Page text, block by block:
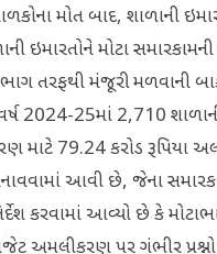
મોત બાદ, શાળાની
ઇમારતોને મોટા
તરફથી મંજૂરી મળવાની
2024-25માં 2,710
માટે 79.24 કરોડ રૂપિયા
આવી છે, જેના
કરવામાં આવ્યો છે કે
અમલીકરણ પર ગંભીર